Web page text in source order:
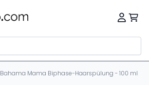
Bahama Mama Biphase-Haarspülung - 100 ml